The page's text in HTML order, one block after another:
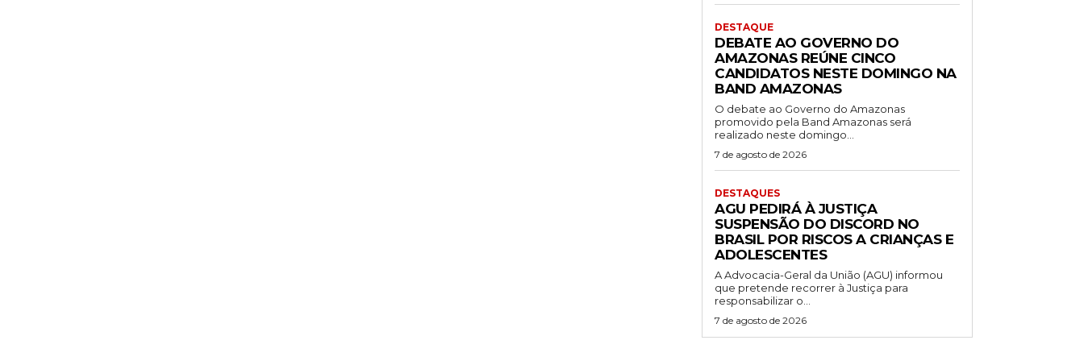
DESTAQUE
DEBATE AO GOVERNO DO
AMAZONAS REÚNE CINCO
CANDIDATOS NESTE DOMINGO NA
BAND AMAZONAS
O debate ao Governo do Amazonas
promovido pela Band Amazonas será
realizado neste domingo...
7 de agosto de 2026
DESTAQUES
AGU PEDIRÁ À JUSTIÇA
SUSPENSÃO DO DISCORD NO
BRASIL POR RISCOS A CRIANÇAS E
ADOLESCENTES
A Advocacia-Geral da União (AGU) informou
que pretende recorrer à Justiça para
responsabilizar o...
7 de agosto de 2026